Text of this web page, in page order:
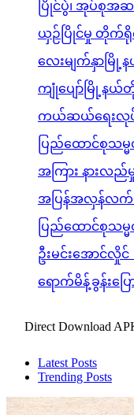
ပြိုင်ပွဲ၊ အုပ်စုအ
ယှဉ်ပြိုင်မှု တို
လေးမျက်နှာမြို့
ကျုံပျော်မြို့နယ်
ကယ်ဆယ်ရေးလုပ်
ပြည်ထောင်စုသမ္
အကြား နားလည်မှု
အပြန်အလှန်လ
ပြည်ထောင်စုသမ္
ဦးမင်းအောင်လှိုင်
ရောက်မိန့်ခွန်းပြေ
Direct Download
Latest Posts
Trending Posts